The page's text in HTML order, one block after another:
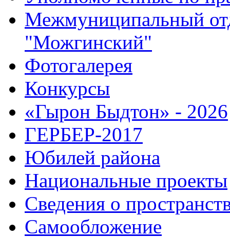
Межмуниципальный
"Можгинский"
Фотогалерея
Конкурсы
«Гырон Быдтон» - 2026
ГЕРБЕР-2017
Юбилей района
Национальные проекты
Сведения о
Самообложение